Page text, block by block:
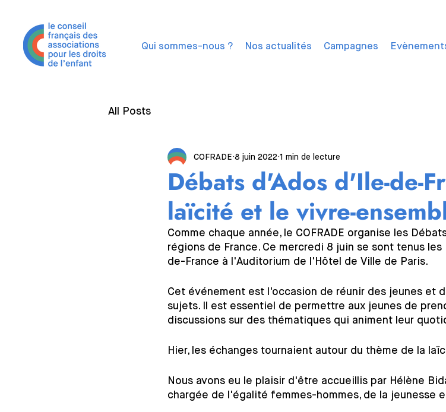
Qui sommes-nous ? Nos actualités Campagnes
All Posts
Débats d'Ados d'Ile-de-
laïcité et le vivre-
COFRADE 8 juin 2022 1 min de lecture
Comme chaque année, le COFRADE organise les
régions de France. Ce mercredi 8 juin se sont tenus
de-France à l'Auditorium de l'Hôtel de Ville de Paris.
Cet événement est l'occasion de réunir des jeunes et
sujets. Il est essentiel de permettre aux jeunes de
discussions sur des thématiques qui animent leur
Hier, les échanges tournaient autour du thème de la
Nous avons eu le plaisir d'être accueillis par Hélène
chargée de l'égalité femmes-hommes, de la jeunesse